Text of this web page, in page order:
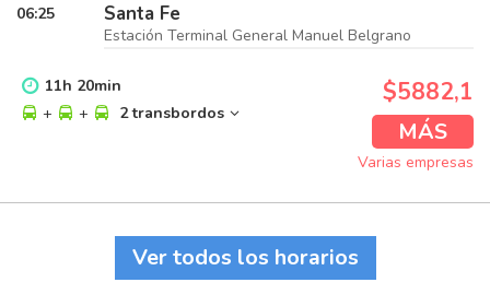
06:25 Santa Fe
Estación Terminal General Manuel Belgrano
11h 20min
+
+ 2 transbordos
$5882,1
MÁS
Varias empresas
Ver todos los horarios